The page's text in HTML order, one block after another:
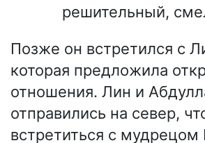
решительный,
Позже он встретился с
которая предложила
отношения. Лин и
отправились на север,
встретиться с